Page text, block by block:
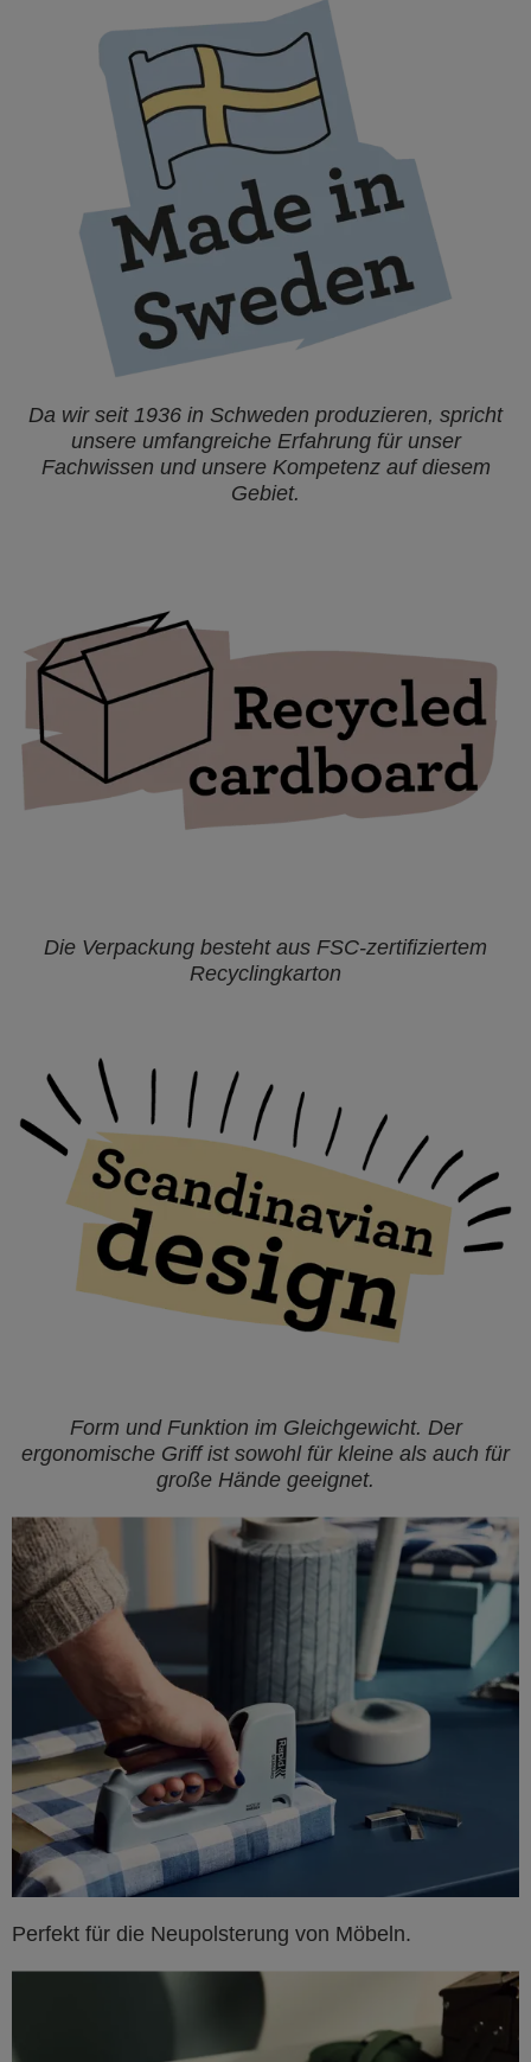
Da wir seit 1936 in Schweden produzieren, spricht
unsere umfangreiche Erfahrung für unser
Fachwissen und unsere Kompetenz auf diesem
Gebiet.
Die Verpackung besteht aus FSC-zertifiziertem
Recyclingkarton
Form und Funktion im Gleichgewicht. Der
ergonomische Griff ist sowohl für kleine als auch für
große Hände geeignet.
Perfekt für die Neupolsterung von Möbeln.